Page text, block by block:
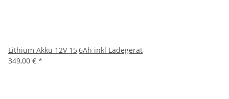
Lithium Akku 12V 15,6Ah inkl Ladegerät
349,00 € *